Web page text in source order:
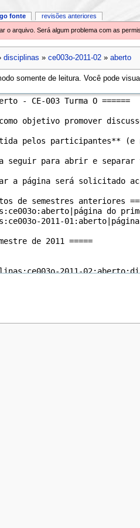
o arquivo. Será algum problema com as
disciplinas » ce003o-2011-02» aberto
somente de leitura. Você pode
fonte revisões anteriores